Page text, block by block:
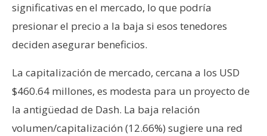
significativas en el mercado, lo que podría
presionar el precio a la baja si esos tenedores
deciden asegurar beneficios.
La capitalización de mercado, cercana a los USD
$460.64 millones, es modesta para un proyecto de
la antigüedad de Dash. La baja relación
volumen/capitalización (12.66%) sugiere una red